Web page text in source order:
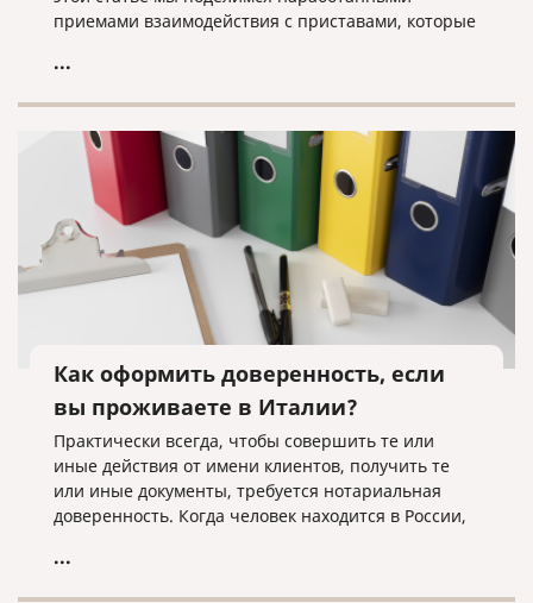
приемами взаимодействия с приставами, которые
должника.
...
Как оформить доверенность, если
вы проживаете в Италии?
Практически всегда, чтобы совершить те или
иные действия от имени клиентов, получить те
или иные документы, требуется нотариальная
доверенность. Когда человек находится в России,
контору и оформляет документ с нужными нам
...